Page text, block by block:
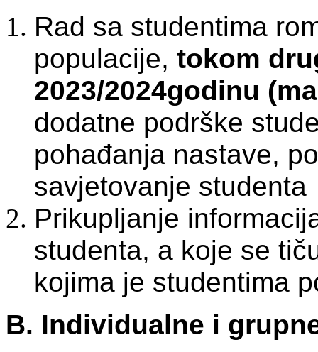
Rad sa studentima
populacije, tokom
2023/2024godinu
dodatne podrške
pohađanja nastave,
savjetovanje studenta
Prikupljanje
studenta, a koje se
kojima je studentima
B. Individualne i